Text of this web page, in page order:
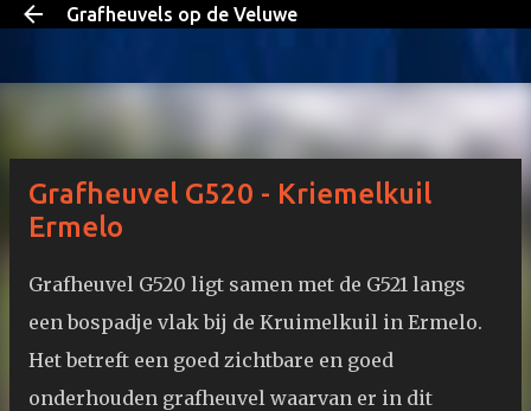
Doorgaan naar hoofdcontent
Grafheuvels op de Veluwe
Grafheuvel G520 - Kriemelkuil
Ermelo
Grafheuvel G520 ligt samen met de G521 langs
een bospadje vlak bij de Kruimelkuil in Ermelo.
Het betreft een goed zichtbare en goed
onderhouden grafheuvel waarvan er in dit